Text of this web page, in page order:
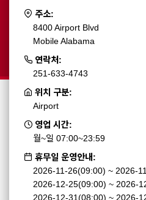
주소:
8400 Airport Blvd
Mobile Alabama
연락처:
251-633-4743
위치 구분:
Airport
영업 시간:
월~일 07:00~23:59
휴무일 운영안내:
2026-11-26(09:00) ~ 2026-
2026-12-25(09:00) ~ 2026-
2026-12-31(08:00) ~ 2026-